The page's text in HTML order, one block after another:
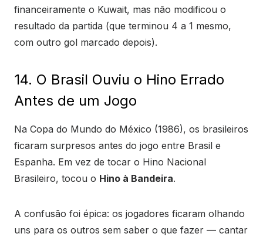
financeiramente o Kuwait, mas não modificou o
resultado da partida (que terminou 4 a 1 mesmo,
com outro gol marcado depois).
14. O Brasil Ouviu o Hino Errado
Antes de um Jogo
Na Copa do Mundo do México (1986), os brasileiros
ficaram surpresos antes do jogo entre Brasil e
Espanha. Em vez de tocar o Hino Nacional
Brasileiro, tocou o Hino à Bandeira.
A confusão foi épica: os jogadores ficaram olhando
uns para os outros sem saber o que fazer — cantar